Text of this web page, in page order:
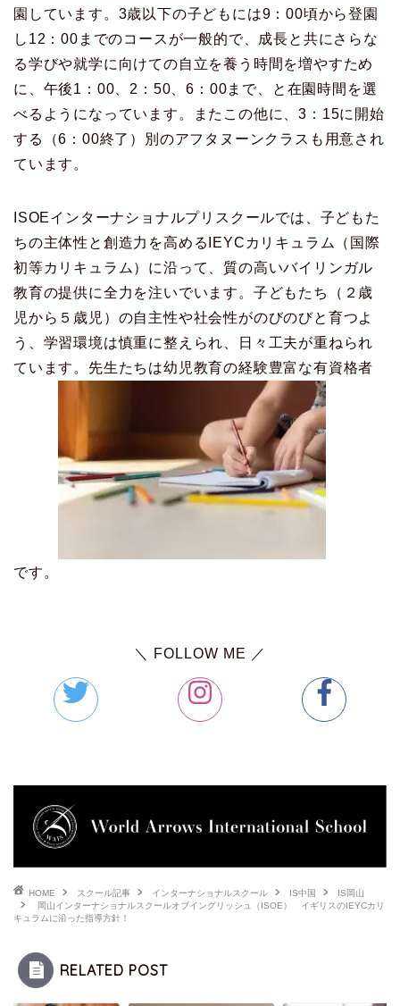
園しています。3歳以下の子どもには9：00頃から登園
し12：00までのコースが一般的で、成長と共にさらな
る学びや就学に向けての自立を養う時間を増やすため
に、午後1：00、2：50、6：00まで、と在園時間を選
べるようになっています。またこの他に、3：15に開始
する（6：00終了）別のアフタヌーンクラスも用意され
ています。
ISOEインターナショナルプリスクールでは、子どもた
ちの主体性と創造力を高めるIEYCカリキュラム（国際
初等カリキュラム）に沿って、質の高いバイリンガル
教育の提供に全力を注いでいます。子どもたち（２歳
児から５歳児）の自主性や社会性がのびのびと育つよ
う、学習環境は慎重に整えられ、日々工夫が重ねられ
ています。先生たちは幼児教育の経験豊富な有資格者
です。
＼ FOLLOW ME ／
HOME スクール記事 インターナショナルスクール IS中国
IS岡山
岡山インターナショナルスクールオブイングリッシュ（ISOE） イギリスのIEYCカリ
キュラムに沿った指導方針！
RELATED POST